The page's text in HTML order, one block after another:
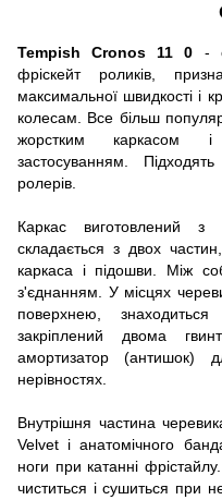
Tempish Cronos 11 0 -
фріскейт роликів,
максимальної швидкості і
колесам. Все більш
жорстким каркасом і
застосуванням.
ролерів.
Каркас виготовлений з
складається з двох
каркаса і підошви. Між
з'єднанням. У місцях
поверхнею,
закріплений двома
амортизатор (антишок)
нерівностях.
Внутрішня частина
Velvet і анатомічного
ноги при катанні
чиститься і сушиться при